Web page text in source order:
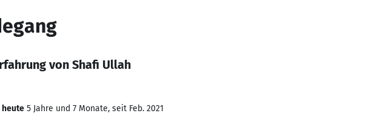
von Shafi Ullah
heute 5 Jahre und 7 Monate, seit Feb. 2021